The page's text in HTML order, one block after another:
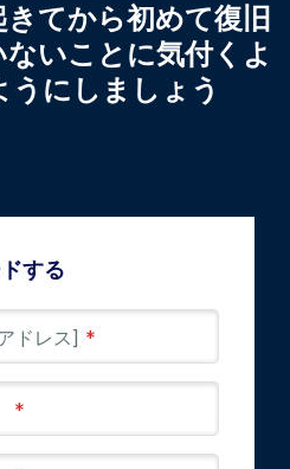
てから初めて復旧
いことに気付くよ
うにしましょう
する
ドレス] *
*